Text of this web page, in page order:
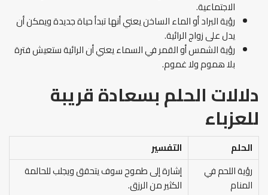
الاجتماعية.
رؤية البراد أو الماء الساخن يعني أنها تبدأ حياة جديدة ويمكن أن
يدل على زواج الرائية.
رؤية الشمس أو القمر في السماء يعني أن الرائية ستعيش فترة
بلا هموم ولا غموم.
دلالات الحلم بسعادة قريبة
للعزباء
الحلم
التفسير
رؤية اللحم في
المنام
إشارة إلى طموح سوف يتحقق ويجلب للحالمة
الكثير من الرزق.